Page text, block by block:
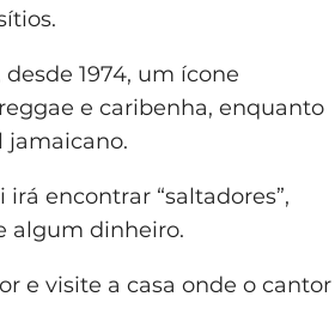
1974, um ícone
e caribenha, enquanto
jamaicano.
encontrar “saltadores”,
algum dinheiro.
e visite a casa onde o cantor